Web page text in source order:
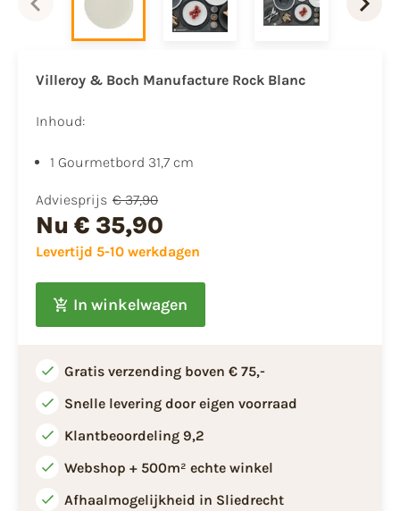
Villeroy & Boch Manufacture Rock Blanc
Inhoud:
1 Gourmetbord 31,7 cm
Adviesprijs € 37,90
Nu € 35,90
Levertijd 5-10 werkdagen
In winkelwagen
Gratis verzending boven € 75,-
Snelle levering door eigen voorraad
Klantbeoordeling 9,2
Webshop + 500m² echte winkel
Afhaalmogelijkheid in Sliedrecht